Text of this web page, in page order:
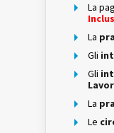
La
La
Gli
Gli
La
Le